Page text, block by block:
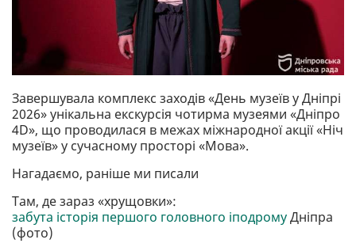
Завершувала комплекс заходів «День музеїв у Дніпрі
2026» унікальна екскурсія чотирма музеями «Дніпро
4D», що проводилася в межах міжнародної акції «Ніч
музеїв» у сучасному просторі «Мова».
Нагадаємо, раніше ми писали
Там, де зараз «хрущовки»:
забута історія першого головного іподромуДніпра
(фото)